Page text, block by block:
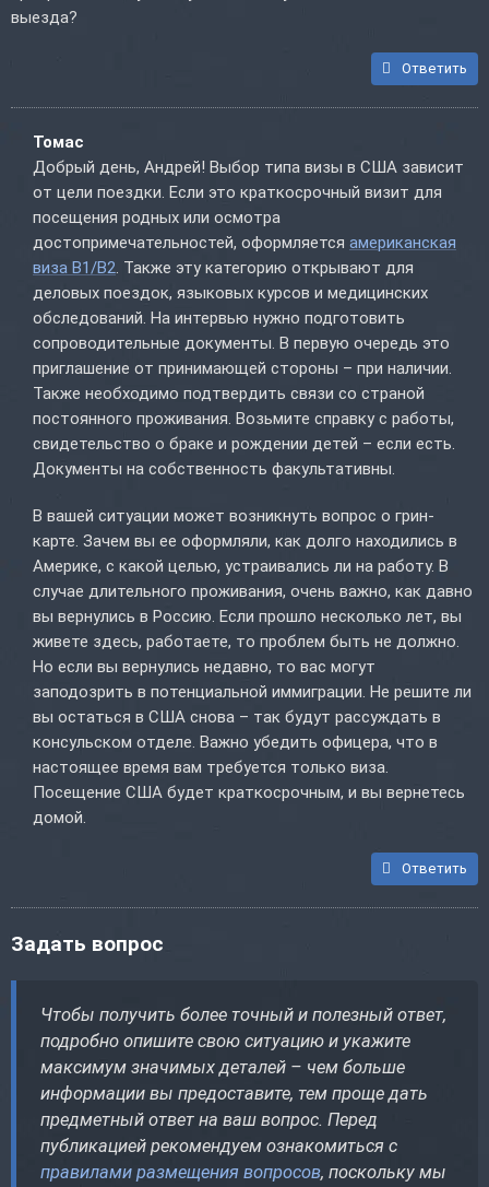
выезда?
Ответить
Томас
Добрый день, Андрей! Выбор типа визы в США зависит
от цели поездки. Если это краткосрочный визит для
посещения родных или осмотра
достопримечательностей, оформляется американская
виза B1/B2. Также эту категорию открывают для
деловых поездок, языковых курсов и медицинских
обследований. На интервью нужно подготовить
сопроводительные документы. В первую очередь это
приглашение от принимающей стороны – при наличии.
Также необходимо подтвердить связи со страной
постоянного проживания. Возьмите справку с работы,
свидетельство о браке и рождении детей – если есть.
Документы на собственность факультативны.
В вашей ситуации может возникнуть вопрос о грин-
карте. Зачем вы ее оформляли, как долго находились в
Америке, с какой целью, устраивались ли на работу. В
случае длительного проживания, очень важно, как давно
вы вернулись в Россию. Если прошло несколько лет, вы
живете здесь, работаете, то проблем быть не должно.
Но если вы вернулись недавно, то вас могут
заподозрить в потенциальной иммиграции. Не решите ли
вы остаться в США снова – так будут рассуждать в
консульском отделе. Важно убедить офицера, что в
настоящее время вам требуется только виза.
Посещение США будет краткосрочным, и вы вернетесь
домой.
Ответить
Задать вопрос
Чтобы получить более точный и полезный ответ,
подробно опишите свою ситуацию и укажите
максимум значимых деталей – чем больше
информации вы предоставите, тем проще дать
предметный ответ на ваш вопрос. Перед
публикацией рекомендуем ознакомиться с
правилами размещения вопросов, поскольку мы